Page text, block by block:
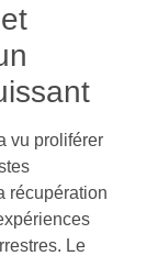
vu proliférer
récupération
Le